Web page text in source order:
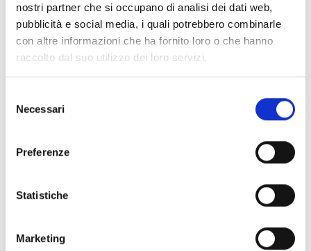
nostri partner che si occupano di analisi dei dati web,
pubblicità e social media, i quali potrebbero combinarle
con altre informazioni che ha fornito loro o che hanno
raccolto dal suo utilizzo dei loro servizi.
delNecessari
Preferenze
Statistiche
Marketing
Consigli degli esperti
Lespese ammissibili sono tutti quei costi che
possiamo imputare nel budget di progetto. Si
art.4, pag. 3 del bando).
Contatta il
andrea.fumis@regione.fvg.it
CONDIVIDI